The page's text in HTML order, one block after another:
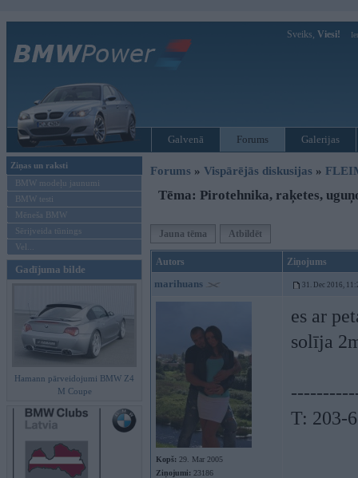
Sveiks, Viesi!
Galvenā Forums Galerijas
Ziņas un raksti
BMW modeļu jaunumi
BMW testi
Mēneša BMW
Sērijveida tūnings
Vel...
Gadījuma bilde
Hamann pārveidojumi BMW Z4
M Coupe
Forums » Vispārējās diskusijas »
Tēma: Pirotehnika, raķetes,
Jauna tēma Atbildēt
Autors Ziņojums
marihuans 31. Dec 2016,
Kopš: 29. Mar 2005
Ziņojumi: 23186
es ar
solīja
T: 203-